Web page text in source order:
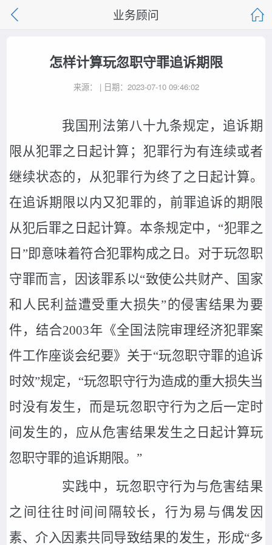
业务顾问
怎样计算玩忽职守罪追诉期限
来源： | 日期：2023-07-10 09:46:02
我国刑法第八十九条规定，追诉期
限从犯罪之日起计算；犯罪行为有连续或者
继续状态的，从犯罪行为终了之日起计算。
在追诉期限以内又犯罪的，前罪追诉的期限
从犯后罪之日起计算。本条规定中，“犯罪之
日”即意味着符合犯罪构成之日。对于玩忽职
守罪而言，因该罪系以“致使公共财产、国家
和人民利益遭受重大损失”的侵害结果为要
件，结合2003年《全国法院审理经济犯罪案
件工作座谈会纪要》关于“玩忽职守罪的追诉
时效”规定，“玩忽职守行为造成的重大损失当
时没有发生，而是玩忽职守行为之后一定时
间发生的，应从危害结果发生之日起计算玩
忽职守罪的追诉期限。”
实践中，玩忽职守行为与危害结果
之间往往时间间隔较长，行为易与偶发因
素、介入因素共同导致结果的发生，形成“多